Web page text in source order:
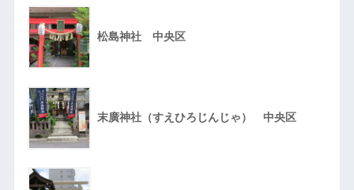
松島神社 中央区
末廣神社（すえひろじんじゃ） 中央区